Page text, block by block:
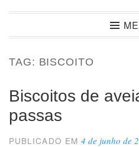
Papacapim
TAG: BISCOITO
Biscoitos de
passas
PUBLICADO EM4 de junho de